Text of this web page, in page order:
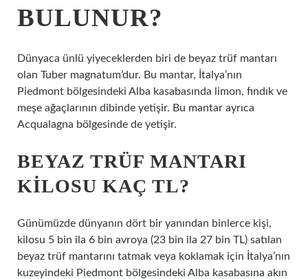
BULUNUR?
Dünyaca ünlü yiyeceklerden biri de beyaz trüf mantarı
olan Tuber magnatum’dur. Bu mantar, İtalya’nın
Piedmont bölgesindeki Alba kasabasında limon, fındık ve
meşe ağaçlarının dibinde yetişir. Bu mantar ayrıca
Acqualagna bölgesinde de yetişir.
BEYAZ TRÜF MANTARI
KILOSU KAÇ TL?
Günümüzde dünyanın dört bir yanından binlerce kişi,
kilosu 5 bin ila 6 bin avroya (23 bin ila 27 bin TL) satılan
beyaz trüf mantarını tatmak veya koklamak için İtalya’nın
kuzeyindeki Piedmont bölgesindeki Alba kasabasına akın